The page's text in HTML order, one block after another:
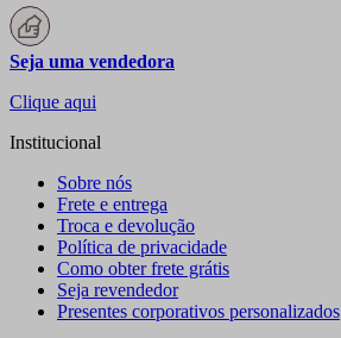
Seja uma vendedora
Clique aqui
Institucional
Sobre nós
Frete e entrega
Troca e devolução
Política de privacidade
Como obter frete grátis
Seja revendedor
Presentes corporativos personalizados